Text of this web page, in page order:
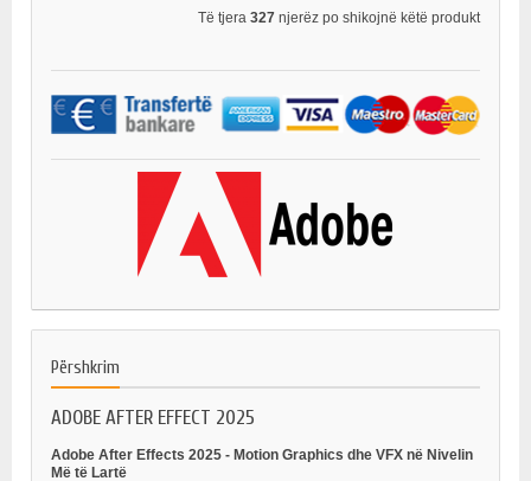
Të tjera 327 njerëz po shikojnë këtë produkt
Përshkrim
ADOBE AFTER EFFECT 2025
Adobe After Effects 2025 - Motion Graphics dhe VFX në Nivelin
Më të Lartë